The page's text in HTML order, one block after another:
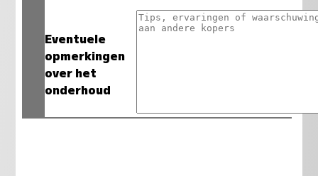
Eventuele
opmerkingen
over het
onderhoud